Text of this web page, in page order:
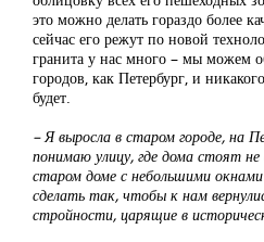
это можно делать гораздо более
сейчас его режут по новой
гранита у нас много – мы можем
городов, как Петербург, и
будет.
– Я выросла в старом городе, на
понимаю улицу, где дома стоят
старом доме с небольшими
сделать так, чтобы к нам
стройности, царящие в